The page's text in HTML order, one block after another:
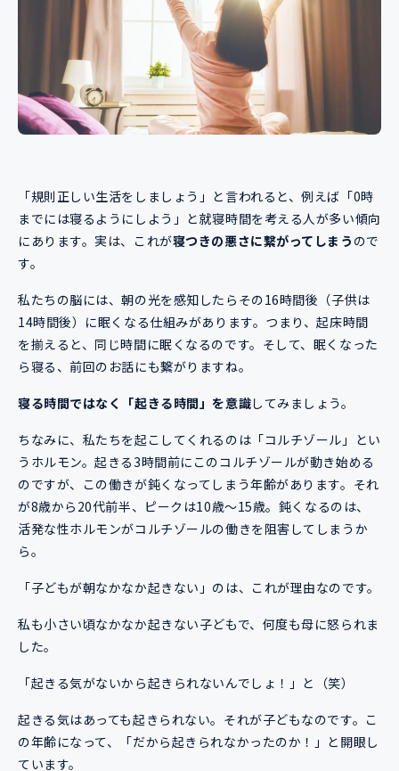
「規則正しい生活をしましょう」と言われると、例えば「0時
までには寝るようにしよう」と就寝時間を考える人が多い傾向
にあります。実は、これが寝つきの悪さに繋がってしまう ので
す。
私たちの脳には、朝の光を感知したらその16時間後（子供は
14時間後）に眠くなる仕組みがあります。つまり、起床時間
を揃えると、同じ時間に眠くなるのです。そして、眠くなった
ら寝る、前回のお話にも繋がりますね。
寝る時間ではなく「起きる時間」を意識してみましょう。
ちなみに、私たちを起こしてくれるのは「コルチゾール」とい
うホルモン。起きる3時間前にこのコルチゾールが動き始める
のですが、この働きが鈍くなってしまう年齢があります。それ
が8歳から20代前半、ピークは10歳〜15歳。鈍くなるのは、
活発な性ホルモンがコルチゾールの働きを阻害してしまうか
ら。
「子どもが朝なかなか起きない」のは、これが理由なのです。
私も小さい頃なかなか起きない子どもで、何度も母に怒られま
した。
「起きる気がないから起きられないんでしょ！」と（笑）
起きる気はあっても起きられない。それが子どもなのです。こ
の年齢になって、「だから起きられなかったのか！」と開眼し
ています。